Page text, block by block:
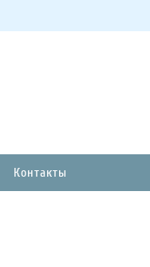
Контакты